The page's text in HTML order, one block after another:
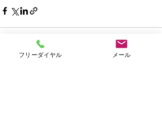
フリーダイヤル メール